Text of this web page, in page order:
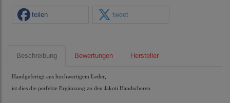
teilen tweet
Beschreibung Bewertungen Hersteller
Handgefertigt aus hochwertigem Leder,
ist dies die perfekte Ergänzung zu den Jakoti Handscheren.